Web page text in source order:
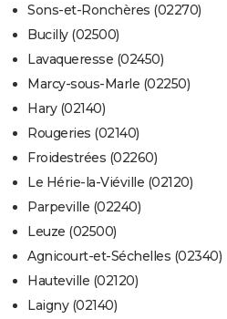
Sons-et-Ronchères (02270)
Bucilly (02500)
Lavaqueresse (02450)
Marcy-sous-Marle (02250)
Hary (02140)
Rougeries (02140)
Froidestrées (02260)
Le Hérie-la-Viéville (02120)
Parpeville (02240)
Leuze (02500)
Agnicourt-et-Séchelles (02340)
Hauteville (02120)
Laigny (02140)